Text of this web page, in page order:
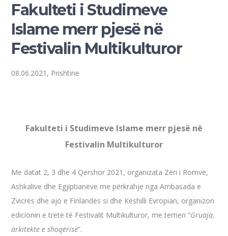
Fakulteti i Studimeve
Islame merr pjesë në
Festivalin Multikulturor
08.06.2021, Prishtine
Fakulteti i Studimeve Islame merr pjesë në
Festivalin Multikulturor
Me datat 2, 3 dhe 4 Qershor 2021, organizata Zëri i Romve,
Ashkalive dhe Egjiptianëve me përkrahje nga Ambasada e
Zvicrës dhe ajo e Finlandës si dhe Këshilli Evropian, organizon
edicionin e tretë të Festivalit Multikulturor, me temen “Gruaja,
arkitekte e shoqërisë”.